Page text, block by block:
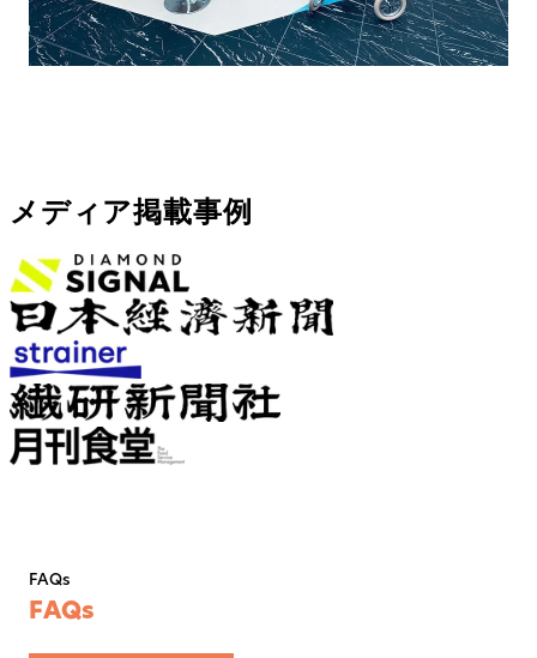
メディア掲載事例
FAQs
FAQs